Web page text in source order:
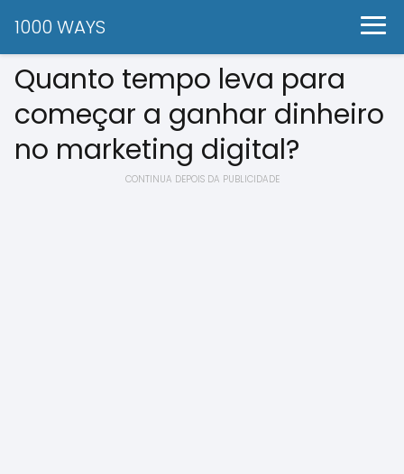
1000 WAYS
Quanto tempo leva para
começar a ganhar dinheiro
no marketing digital?
CONTINUA DEPOIS DA PUBLICIDADE